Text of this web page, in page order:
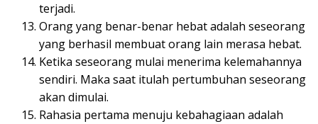
terjadi.
Orang yang benar-benar hebat adalah seseorang
yang berhasil membuat orang lain merasa hebat.
Ketika seseorang mulai menerima kelemahannya
sendiri. Maka saat itulah pertumbuhan seseorang
akan dimulai.
Rahasia pertama menuju kebahagiaan adalah